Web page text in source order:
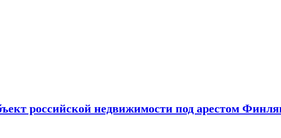
российской недвижимости под арестом